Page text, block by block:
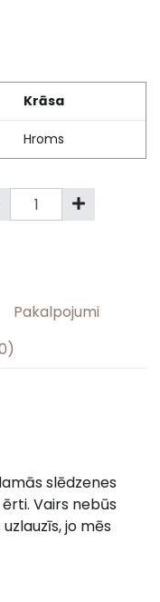
Krāsa
Hroms
Pakalpojumi
slēdzenes
Vairs nebūs
jo mēs